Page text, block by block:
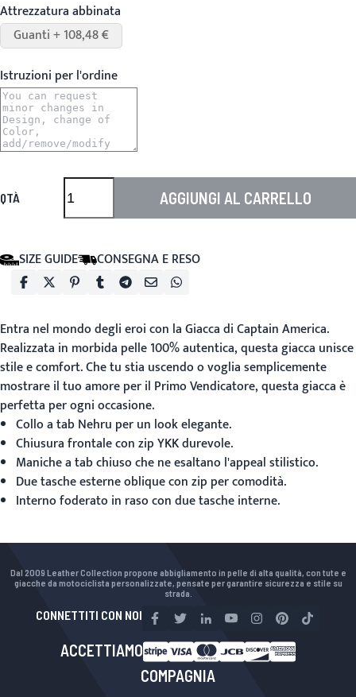
Attrezzatura abbinata
Guanti + 108,48 €
Istruzioni per l'ordine
QTÀ AGGIUNGI AL CARRELLO
SIZE GUIDE CONSEGNA E RESO
Entra nel mondo degli eroi con laGiacca di Captain America.
Realizzata in morbida pelle 100% autentica, questa giacca unisce
stile e comfort. Che tu stia uscendo o voglia semplicemente
mostrare il tuo amore per il Primo Vendicatore, questa giacca è
perfetta per ogni occasione.
Collo a tab Nehru per un look elegante.
Chiusura frontale con zip YKK durevole.
Maniche a tab chiuso che ne esaltano l'appeal stilistico.
Due tasche esterne oblique con zip per comodità.
Interno foderato in raso con due tasche interne.
Dal 2009 Leather Collection propone abbigliamento in pelle di alta qualità, con tute e
giacche da motociclista personalizzate, pensate per garantire sicurezza e stile su
strada.
CONNETTITI CON NOI
ACCETTIAMO
COMPAGNIA